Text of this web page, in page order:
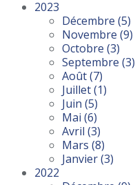
2023
Décembre (5)
Novembre (9)
Octobre (3)
Septembre (3)
Août(7)
Juillet(1)
Juin (5)
Mai (6)
Avril (3)
Mars (8)
Janvier(3)
2022